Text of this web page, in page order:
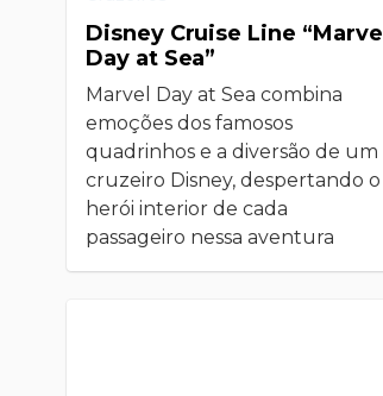
Disney Cruise Line “Marvel
Day at Sea”
Marvel Day at Sea combina
emoções dos famosos
quadrinhos e a diversão de um
cruzeiro Disney, despertando o
herói interior de cada
passageiro nessa aventura